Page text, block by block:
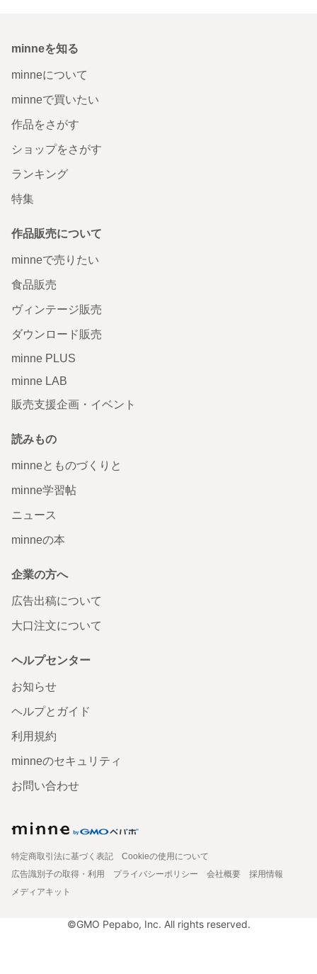
minneを知る
minneについて
minneで買いたい
作品をさがす
ショップをさがす
ランキング
特集
作品販売について
minneで売りたい
食品販売
ヴィンテージ販売
ダウンロード販売
minne PLUS
minne LAB
販売支援企画・イベント
読みもの
minneとものづくりと
minne学習帖
ニュース
minneの本
企業の方へ
広告出稿について
大口注文について
ヘルプセンター
お知らせ
ヘルプとガイド
利用規約
minneのセキュリティ
お問い合わせ
特定商取引法に基づく表記
Cookieの使用について
広告識別子の取得・利用
プライバシーポリシー 会社概要
採用情報
メディアキット
©GMO Pepabo, Inc. All rights reserved.